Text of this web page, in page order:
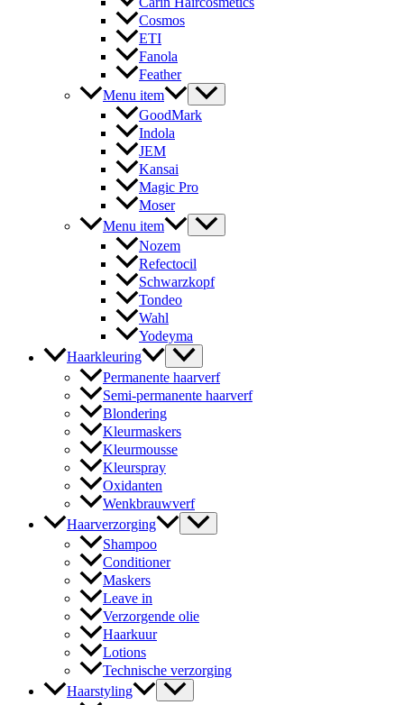
Cosmos
ETI
Fanola
Feather
Menu item
GoodMark
Indola
JEM
Kansai
Magic Pro
Moser
Menu item
Nozem
Refectocil
Schwarzkopf
Tondeo
Wahl
Yodeyma
Haarkleuring
Permanente haarverf
Semi-permanente haarverf
Blondering
Kleurmaskers
Kleurmousse
Kleurspray
Oxidanten
Wenkbrauwverf
Haarverzorging
Shampoo
Conditioner
Maskers
Leave in
Verzorgende olie
Haarkuur
Lotions
Technische verzorging
Haarstyling